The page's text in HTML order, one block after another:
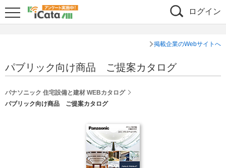
ログイン
掲載企業のWebサイトへ
パブリック向け商品 ご提案カタログ
パナソニック 住宅設備と建材 WEBカタログ
パブリック向け商品 ご提案カタログ